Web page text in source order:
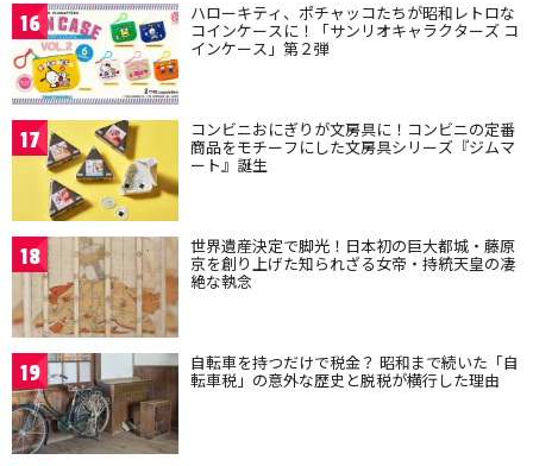
16 ハローキティ、ポチャッコたちが昭和レトロな
コインケースに！「サンリオキャラクターズ コ
インケース」第２弾
17 コンビニおにぎりが文房具に！コンビニの定番
商品をモチーフにした文房具シリーズ『ジムマ
ート』誕生
18 世界遺産決定で脚光！日本初の巨大都城・藤原
京を創り上げた知られざる女帝・持統天皇の凄
絶な執念
19 自転車を持つだけで税金？ 昭和まで続いた「自
転車税」の意外な歴史と脱税が横行した理由